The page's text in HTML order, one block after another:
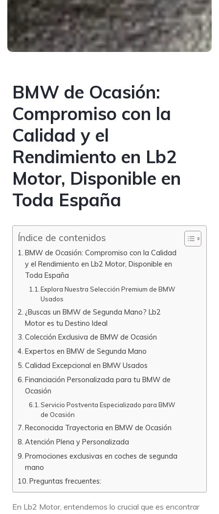
BMW de Ocasión:
Compromiso con la
Calidad y el
Rendimiento en Lb2
Motor, Disponible en
Toda España
Índice de contenidos
BMW de Ocasión: Compromiso con la Calidad
y el Rendimiento en Lb2 Motor, Disponible en
Toda España
Explora Nuestra Selección Premium de BMW
Usados
¿Buscas un BMW de Segunda Mano? Lb2
Motor es tu Destino Ideal
Colección Exclusiva de BMW de Ocasión
Expertos en BMW de Segunda Mano
Calidad Excepcional en BMW Usados
Financiación Personalizada para tu BMW de
Ocasión
Servicio Postventa Especializado para BMW
de Ocasión
Reconocida Trayectoria en BMW de Ocasión
Atención Plena y Personalizada
Promociones exclusivas en coches de segunda
mano
Preguntas frecuentes:
En Lb2 Motor, entendemos lo crucial que es encontrar